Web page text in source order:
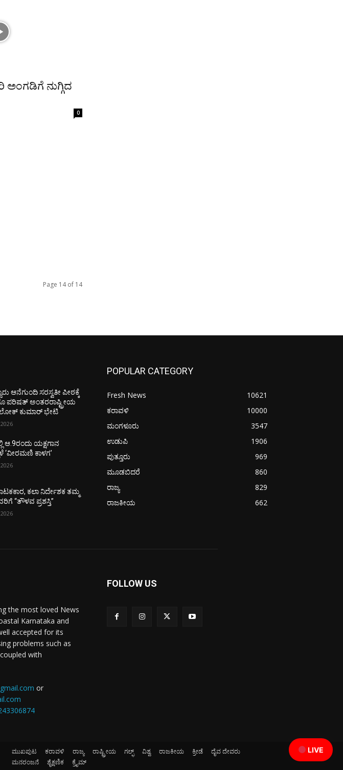
LIVE
ಅಂಗಡಿಗೆ ನುಗ್ಗಿದ
0
Page 14 of 14
ಆನೆಗುಂದಿ ಸರಸ್ವತೀ ಪೀಠಕ್ಕೆ
ಪರಿಷತ್ ಅಂತರರಾಷ್ಟ್ರೀಯ
ಕುಮಾರ್ ಭೇಟಿ
ಆ.9ರಂದು ಯಕ್ಷಗಾನ
‘ವೀರಮಣಿ ಕಾಳಗ’
ಕಲಾ ನಿರ್ದೇಶಕ ತಮ್ಮ
“ತೌಳವ ಪ್ರಶಸ್ತಿ”
POPULAR CATEGORY
Fresh News
10621
ಕರಾವಳಿ
10000
ಮಂಗಳೂರು
3547
ಉಡುಪಿ
1906
ಪುತ್ತೂರು
969
ಮೂಡಬಿದರೆ
860
ರಾಜ್ಯ
829
ರಾಜಕೀಯ
662
the most loved News
Karnataka and
accepted for its
problems such as
with
or
FOLLOW US
ಮುಖಪುಟ ಕರಾವಳಿ ರಾಜ್ಯ ರಾಷ್ಟ್ರೀಯ ಗಲ್ಫ್ ವಿಶ್ವ ರಾಜಕೀಯ ಕ್ರೀಡೆ
ದೈವ ದೇವರು
ಮನರಂಜನೆ
ಶೈಕ್ಷಣಿಕ ಕ್ರೈಮ್